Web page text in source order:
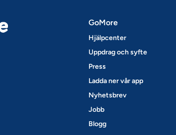
GoMore
Hjälpcenter
Uppdrag och syfte
Press
Ladda ner vår app
Nyhetsbrev
Jobb
Blogg